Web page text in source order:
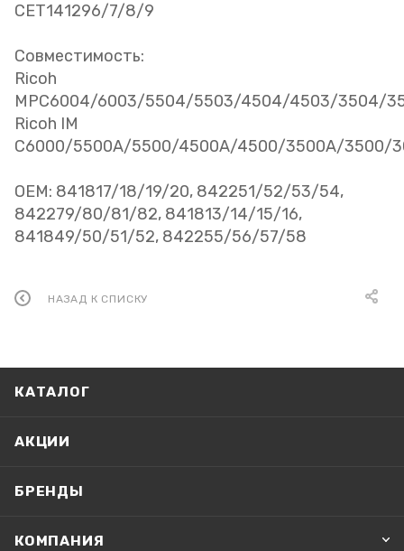
CET141296/7/8/9
Совместимость:
Ricoh
MPC6004/6003/5504/5503/4504/4503/3504/
Ricoh IM
C6000/5500A/5500/4500A/4500/3500A/3500/
OEM: 841817/18/19/20, 842251/52/53/54,
842279/80/81/82, 841813/14/15/16,
841849/50/51/52, 842255/56/57/58
НАЗАД К СПИСКУ
КАТАЛОГ
АКЦИИ
БРЕНДЫ
КОМПАНИЯ